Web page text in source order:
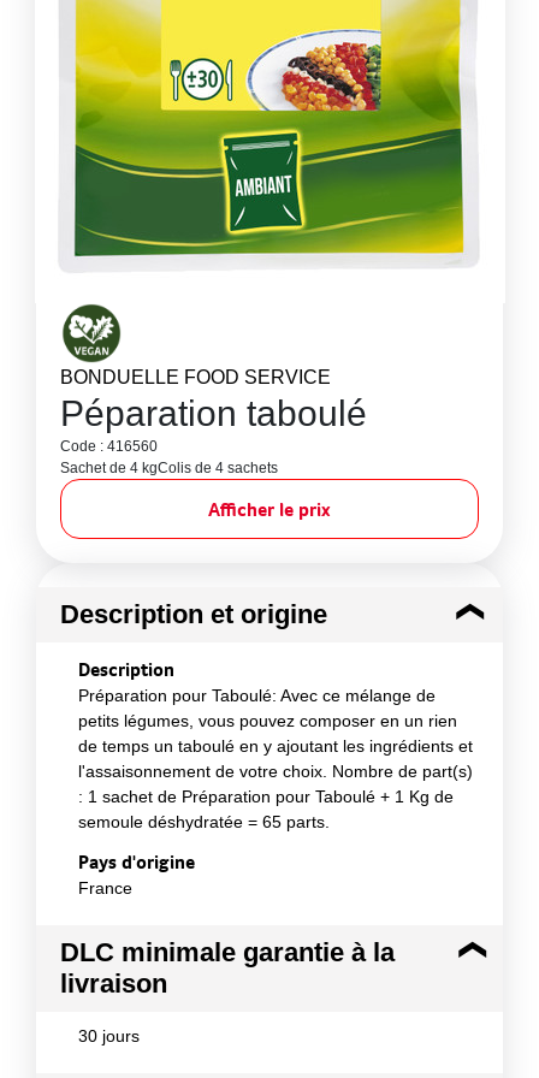
BONDUELLE FOOD SERVICE
Péparation taboulé
Code : 416560
Sachet de 4 kgColis de 4 sachets
Afficher le prix
Description et origine
Description
Préparation pour Taboulé: Avec ce mélange de
petits légumes, vous pouvez composer en un rien
de temps un taboulé en y ajoutant les ingrédients et
l'assaisonnement de votre choix. Nombre de part(s)
: 1 sachet de Préparation pour Taboulé + 1 Kg de
semoule déshydratée = 65 parts.
Pays d'origine
France
DLC minimale garantie à la
livraison
30 jours